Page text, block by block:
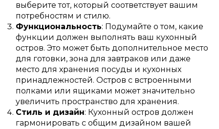
выберите тот, который соответствует вашим
потребностям и стилю.
Функциональность: Подумайте о том, какие
функции должен выполнять ваш кухонный
остров. Это может быть дополнительное место
для готовки, зона для завтраков или даже
место для хранения посуды и кухонных
принадлежностей. Остров с встроенными
полками или ящиками может значительно
увеличить пространство для хранения.
Стиль и дизайн: Кухонный остров должен
гармонировать с общим дизайном вашей